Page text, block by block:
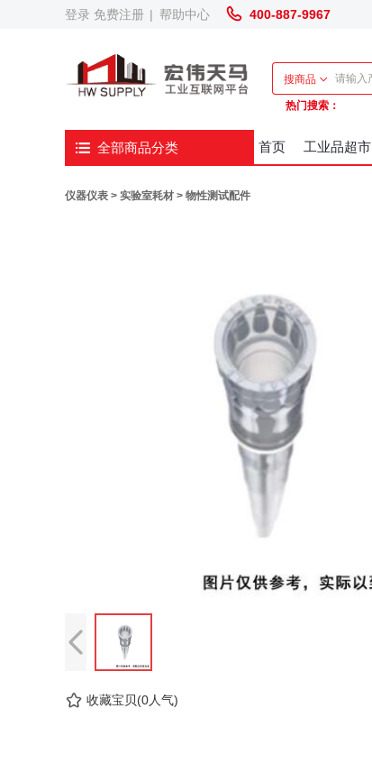
登录 免费注册 | 帮助中心 400-887-9967
搜商品
热门搜索：
全部商品分类 首页 工业品超市
仪器仪表 > 实验室耗材 > 物性测试配件
收藏宝贝(0人气)